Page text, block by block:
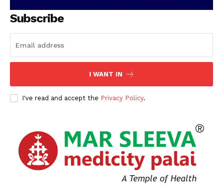
Subscribe
I WANT IN
I've read and accept the Privacy Policy.